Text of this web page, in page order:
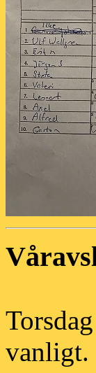
vanligt.